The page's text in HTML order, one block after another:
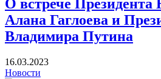
О встрече
Алана Гаглоева и
Владимира Путина
16.03.2023
Новости